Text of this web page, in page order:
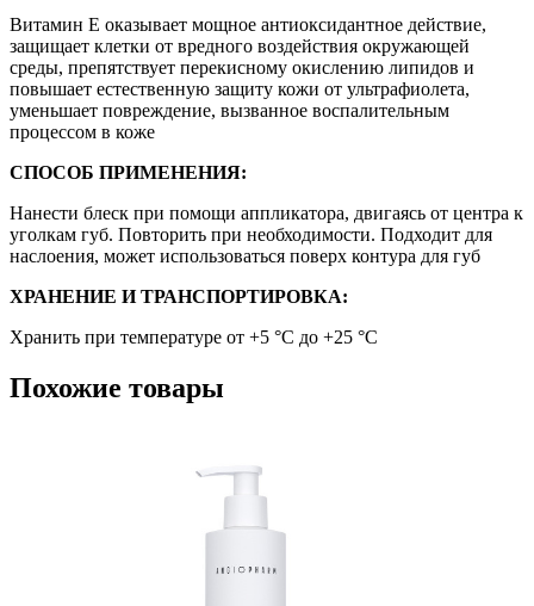
Витамин Е оказывает мощное антиоксидантное действие,
защищает клетки от вредного воздействия окружающей
среды, препятствует перекисному окислению липидов и
повышает естественную защиту кожи от ультрафиолета,
уменьшает повреждение, вызванное воспалительным
процессом в коже
СПОСОБ ПРИМЕНЕНИЯ:
Нанести блеск при помощи аппликатора, двигаясь от центра к
уголкам губ. Повторить при необходимости. Подходит для
наслоения, может использоваться поверх контура для губ
ХРАНЕНИЕ И ТРАНСПОРТИРОВКА:
Хранить при температуре от +5 °C до +25 °C
Похожие товары